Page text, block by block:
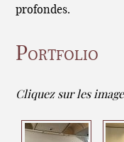
profondes.
Portfolio
Cliquez sur les